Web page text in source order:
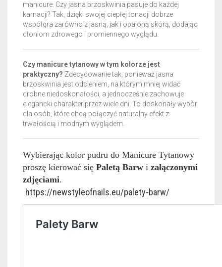
manicure. Czy jasna brzoskwinia pasuje do każdej
karnacji? Tak, dzięki swojej ciepłej tonacji dobrze
współgra zarówno z jasną, jak i opaloną skórą, dodając
dłoniom zdrowego i promiennego wyglądu.
Czy manicure tytanowy w tym kolorze jest
praktyczny? Zdecydowanie tak, ponieważ jasna
brzoskwinia jest odcieniem, na którym mniej widać
drobne niedoskonałości, a jednocześnie zachowuje
elegancki charakter przez wiele dni. To doskonały wybór
dla osób, które chcą połączyć naturalny efekt z
trwałością i modnym wyglądem.
Wybierając kolor pudru do Manicure Tytanowy
proszę kierować się Paletą Barw i załączonymi
zdjęciami.
https://newstyleofnails.eu/palety-barw/